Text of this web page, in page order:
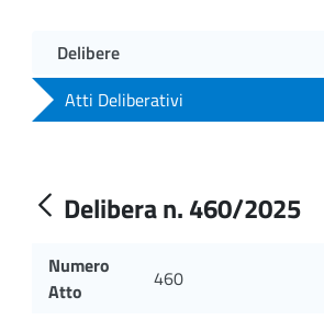
Delibere
Atti Deliberativi
Delibera n. 460/2025
Numero
Atto
460